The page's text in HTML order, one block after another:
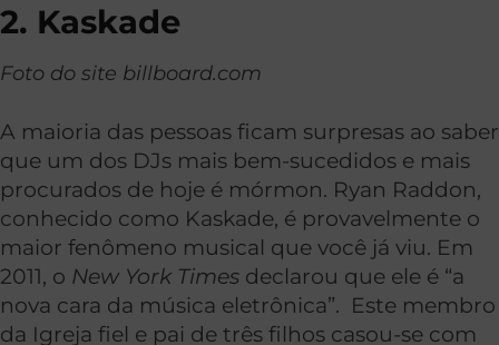
2. Kaskade
Foto do site billboard.com
A maioria das pessoas ficam surpresas ao saber
que um dos DJs mais bem-sucedidos e mais
procurados de hoje é mórmon. Ryan Raddon,
conhecido como Kaskade, é provavelmente o
maior fenômeno musical que você já viu. Em
2011, o New York Times declarou que ele é “a
nova cara da música eletrônica”. Este membro
da Igreja fiel e pai de três filhos casou-se com